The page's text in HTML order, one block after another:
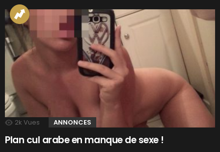
2k Vues ANNONCES
Plan cul arabe en manque de sexe !